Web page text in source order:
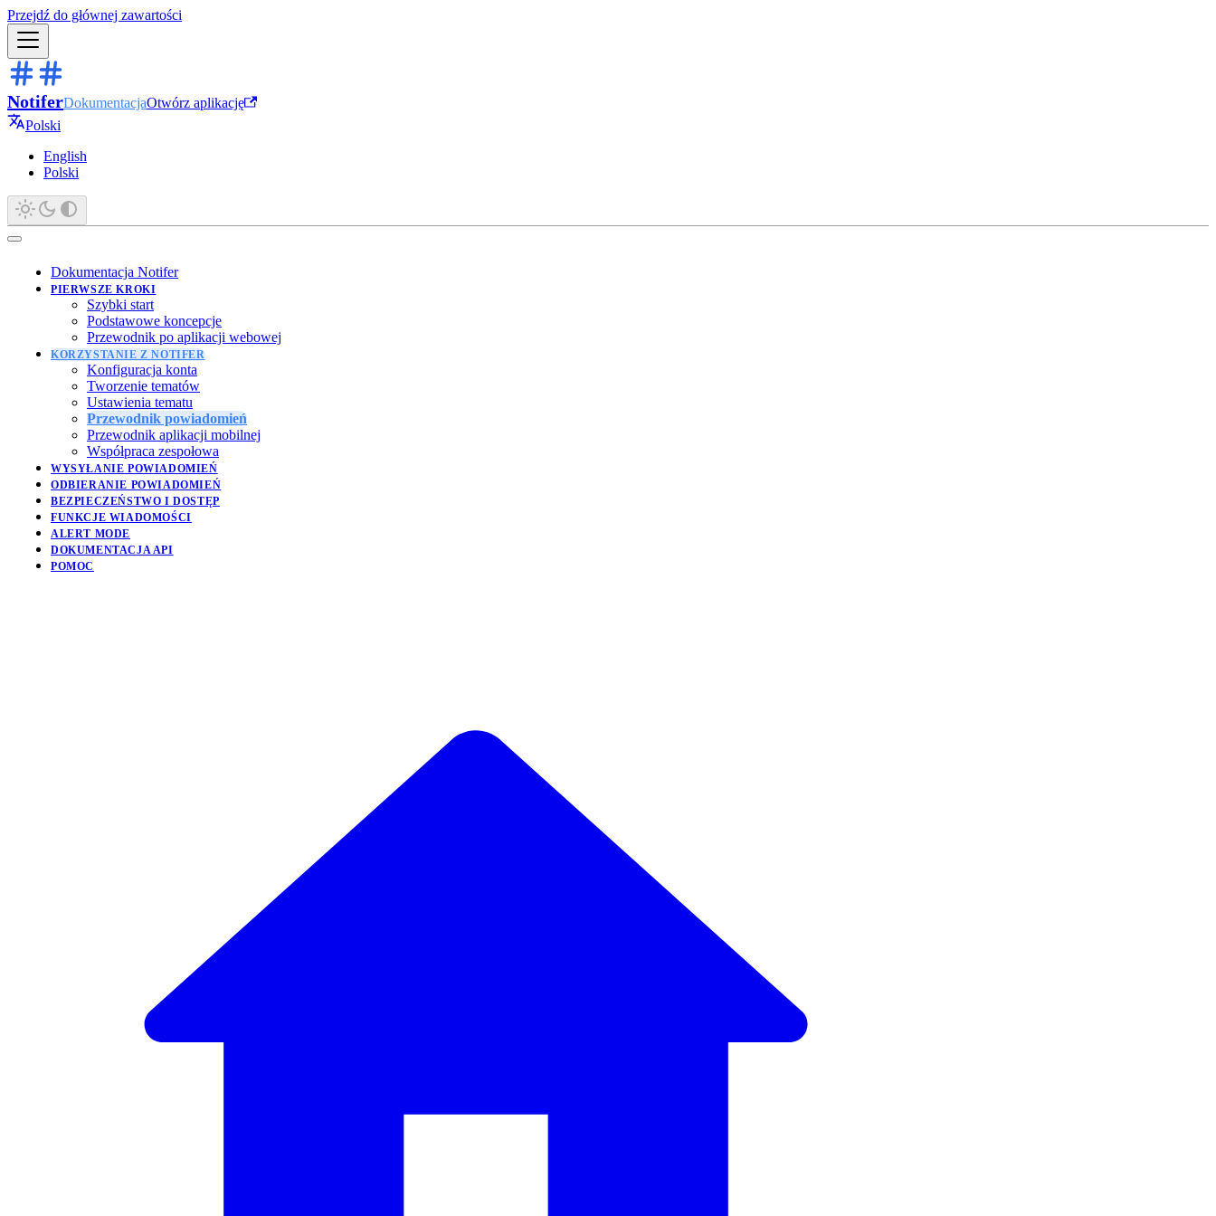
Przejdź do głównej zawartości
NotiferDokumentacjaOtwórz aplikację
Polski
English
Polski
Dokumentacja Notifer
PIERWSZE KROKI
Szybki start
Podstawowe koncepcje
Przewodnik po aplikacji webowej
KORZYSTANIE Z NOTIFER
Konfiguracja konta
Tworzenie tematów
Ustawienia tematu
Przewodnik powiadomień
Przewodnik aplikacji mobilnej
Współpraca zespołowa
WYSYŁANIE POWIADOMIEŃ
ODBIERANIE POWIADOMIEŃ
BEZPIECZEŃSTWO I DOSTĘP
FUNKCJE WIADOMOŚCI
ALERT MODE
DOKUMENTACJA API
POMOC